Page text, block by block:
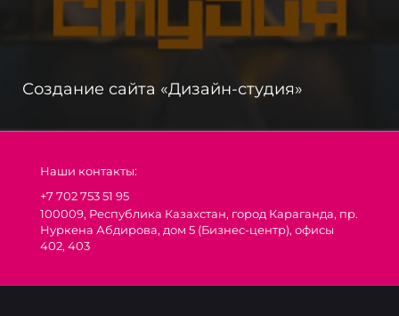
Создание сайта «Дизайн-студия»
Наши контакты:
+7 702 753 51 95
100009, Республика Казахстан, город Караганда, пр.
Нуркена Абдирова, дом 5 (Бизнес-центр), офисы
402, 403